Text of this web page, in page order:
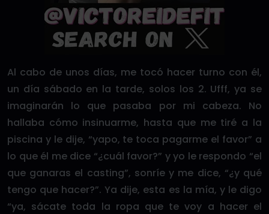
Al cabo de unos días, me tocó hacer turno con él,
un día sábado en la tarde, solos los 2. Ufff, ya se
imaginarán lo que pasaba por mi cabeza. No
hallaba cómo insinuarme, hasta que me tiré a la
piscina y le dije, “yapo, te toca pagarme el favor” a
lo que él me dice “¿cuál favor?” y yo le respondo “el
que ganaras el casting”, sonríe y me dice, “¿y qué
tengo que hacer?”. Ya dije, esta es la mía, y le digo
“ya, sácate toda la ropa que te voy a hacer el